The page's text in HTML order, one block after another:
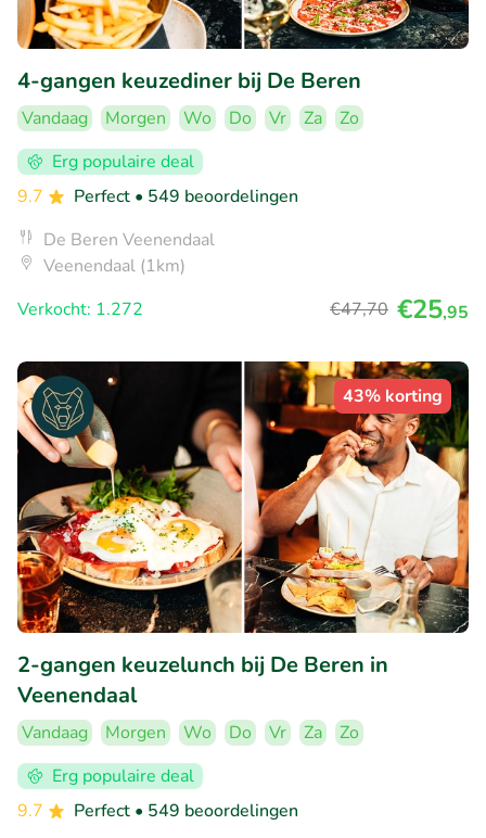
4-gangen keuzediner bij De Beren
Vandaag Morgen Wo Do Vr Za
Zo
Erg populaire deal
9.7
Perfect • 549 beoordelingen
De Beren Veenendaal
Veenendaal (1km)
Verkocht: 1.272
€47,70 €25,95
43% korting
2-gangen keuzelunch bij De Beren in
Veenendaal
Vandaag Morgen Wo Do Vr Za
Zo
Erg populaire deal
9.7
Perfect • 549 beoordelingen